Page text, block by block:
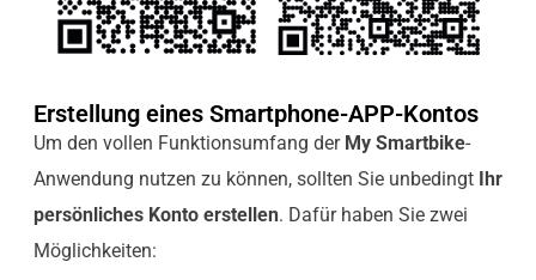
Erstellung eines Smartphone-APP-Kontos
Um den vollen Funktionsumfang der My Smartbike-
Anwendung nutzen zu können, sollten Sie unbedingt Ihr
persönliches Konto erstellen. Dafür haben Sie zwei
Möglichkeiten: